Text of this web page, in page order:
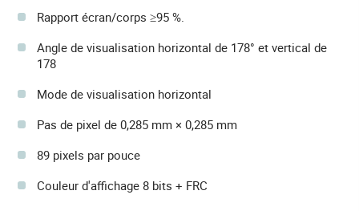
Rapport écran/corps ≥95 %.
Angle de visualisation horizontal de 178° et vertical de
178
Mode de visualisation horizontal
Pas de pixel de 0,285 mm × 0,285 mm
89 pixels par pouce
Couleur d'affichage 8 bits + FRC